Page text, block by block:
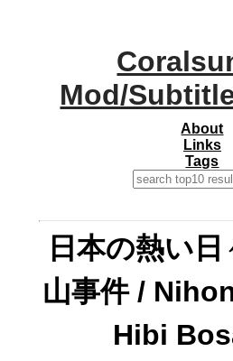
Mod/
About
Links
Tags
日本の熱い日
山事件 /
Hibi